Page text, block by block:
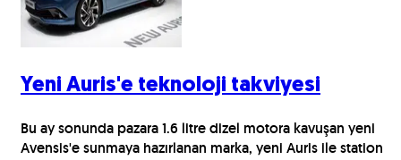
Yeni Auris'e teknoloji takviyesi
Bu ay sonunda pazara 1.6 litre dizel motora kavuşan yeni
Avensis'e sunmaya hazırlanan marka, yeni Auris ile station